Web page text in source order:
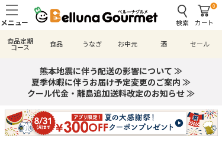
検索
0
カート
食品定期
コース 食品 うなぎ お中元 酒 セール
熊本地震に伴う配送の影響について ≫
夏季休暇に伴うお届け予定変更のご案内 ≫
クール代金・離島追加送料改定のお知らせ ≫